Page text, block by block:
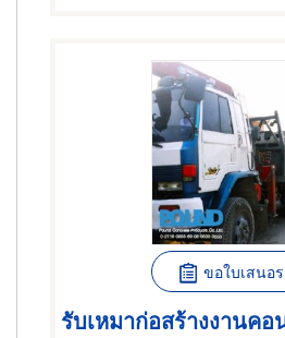
ขอใบเสนอ
รับเหมาก่อสร้างงานคอ